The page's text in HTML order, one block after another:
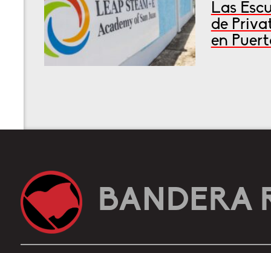
Las
de
en
BANDERA